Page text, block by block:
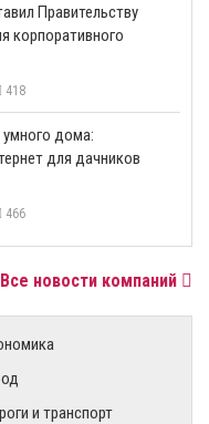
Правительству
корпоративного
418
дома:
для дачников
466
Все новости компаний
и транспорт